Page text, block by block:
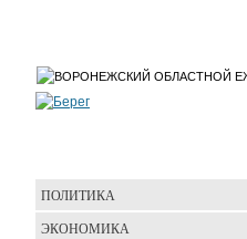
ПОЛИТИКА
ЭКОНОМИКА